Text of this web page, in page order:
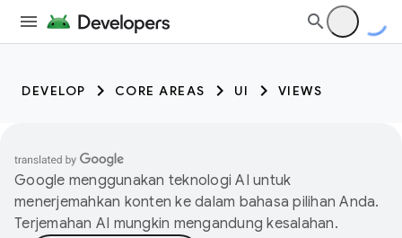
DEVELOP CORE AREAS UI VIEWS
Google menggunakan teknologi AI untuk
menerjemahkan konten ke dalam bahasa pilihan Anda.
Terjemahan AI mungkin mengandung kesalahan.